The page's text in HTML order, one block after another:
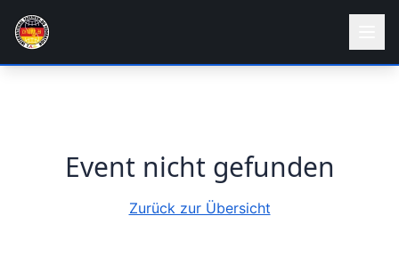
Event nicht gefunden
Zurück zur Übersicht